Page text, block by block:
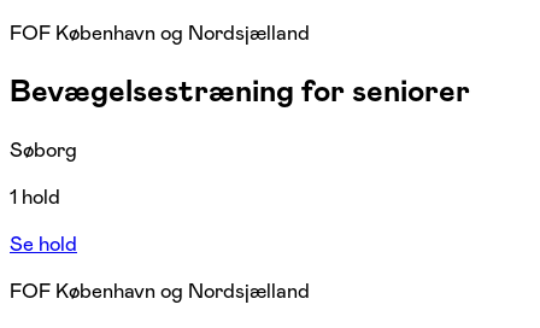
FOF København og Nordsjælland
Bevægelsestræning for seniorer
Søborg
1 hold
Se hold
FOF København og Nordsjælland